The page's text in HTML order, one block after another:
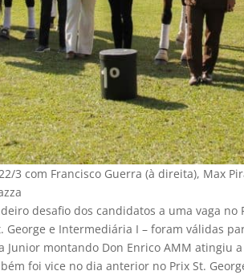
3 com Francisco Guerra (à direita), Max
desafio dos candidatos a uma vaga
George e Intermediária I – foram válidas
montando Don Enrico AMM atingiu
foi vice no dia anterior no Prix St.